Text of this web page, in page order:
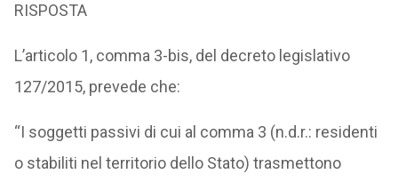
RISPOSTA
L’articolo 1, comma 3-bis, del decreto legislativo
127/2015, prevede che:
“I soggetti passivi di cui al comma 3 (n.d.r.: residenti
o stabiliti nel territorio dello Stato) trasmettono